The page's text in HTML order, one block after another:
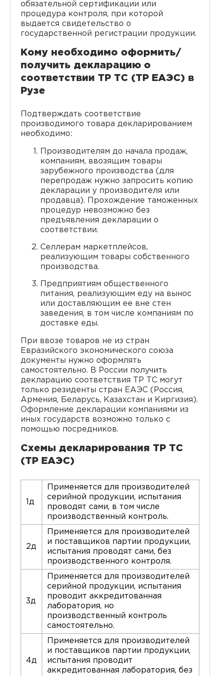
обязательной сертификации или
процедура контроля, при которой
выдается свидетельство о
государственной регистрации продукции.
Кому необходимо оформить/
получить декларацию о
соответствии ТР ТС (ТР ЕАЭС) в
Рузе
Подтверждать соответствие
производимого товара декларированием
необходимо:
Производителям до начала продаж,
компаниям, ввозящим товары
зарубежного производства (для
перепродаж нужно запросить копию
декларации у производителя или
продавца). Прохождение таможенных
процедур невозможно без
предъявления декларации о
соответствии.
Селлерам маркетплейсов,
реализующим товары собственного
производства.
Предприятиям общественного
питания, реализующим еду на вынос
или доставляющим ее вне стен
заведения, в том числе компаниям по
доставке еды.
При ввозе товаров не из стран
Евразийского экономического союза
документы нужно оформлять
самостоятельно. В России получить
декларацию соответствия ТР ТС могут
только резиденты стран ЕАЭС (Россия,
Армения, Беларусь, Казахстан и Киргизия).
Оформление декларации компаниями из
иных государств возможно только с
помощью посредников.
Схемы декларирования ТР ТС
(ТР ЕАЭС)
1д
Применяется для производителей
серийной продукции, испытания
проводят сами, в том числе
производственный контроль.
2д
Применяется для производителей
и поставщиков партии продукции,
испытания проводят сами, без
производственного контроля.
3д
Применяется для производителей
серийной продукции, испытания
проводит аккредитованная
лаборатория, но
производственный контроль
самостоятельно.
4д
Применяется для производителей
и поставщиков партии продукции,
испытания проводит
аккредитованная лаборатория, без